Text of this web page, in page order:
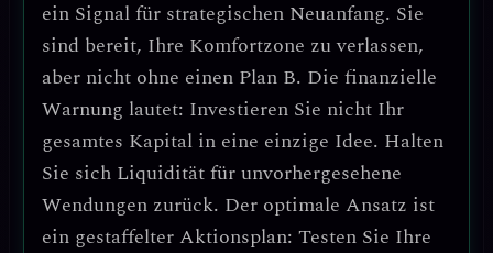
ein Signal für strategischen Neuanfang. Sie
sind bereit, Ihre Komfortzone zu verlassen,
aber nicht ohne einen Plan B. Die finanzielle
Warnung lautet: Investieren Sie nicht Ihr
gesamtes Kapital in eine einzige Idee. Halten
Sie sich Liquidität für unvorhergesehene
Wendungen zurück. Der optimale Ansatz ist
ein gestaffelter Aktionsplan: Testen Sie Ihre